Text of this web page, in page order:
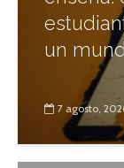
un
7 agosto,